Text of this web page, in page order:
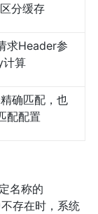
分缓存
求Header参
计算
确匹配，也
配配置
名称的
存在时，系统